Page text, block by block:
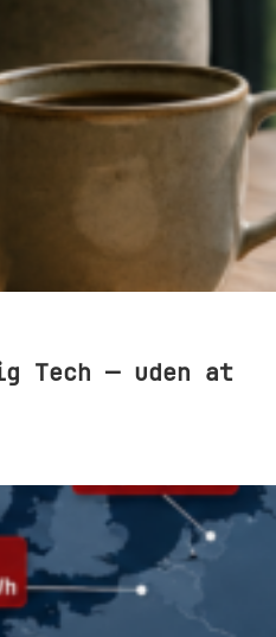
Tech — uden at